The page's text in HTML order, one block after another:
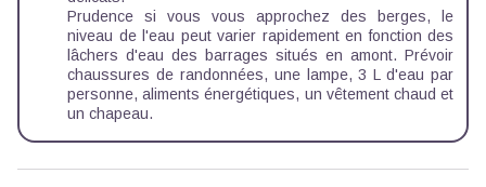
Prudence si vous vous approchez des berges, le
niveau de l'eau peut varier rapidement en fonction des
lâchers d'eau des barrages situés en amont. Prévoir
chaussures de randonnées, une lampe, 3 L d'eau par
personne, aliments énergétiques, un vêtement chaud et
un chapeau.